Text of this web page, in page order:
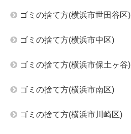
ゴミの捨て方(横浜市世田谷区)
ゴミの捨て方(横浜市中区)
ゴミの捨て方(横浜市保土ヶ谷)
ゴミの捨て方(横浜市南区)
ゴミの捨て方(横浜市川崎区)